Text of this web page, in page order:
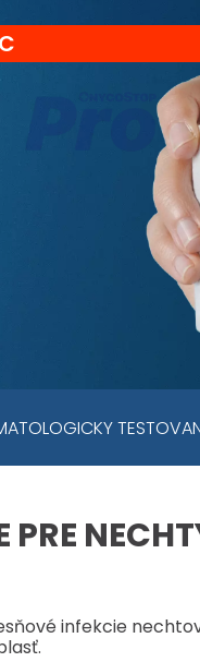
PRE
infekcie